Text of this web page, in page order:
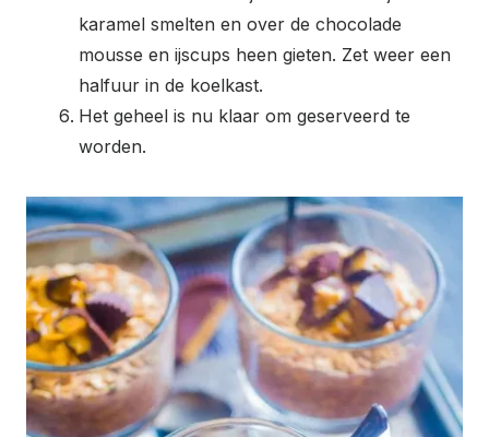
karamel smelten en over de chocolade
mousse en ijscups heen gieten. Zet weer een
halfuur in de koelkast.
Het geheel is nu klaar om geserveerd te
worden.